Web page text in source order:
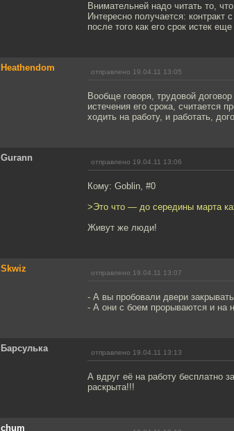
Внимательней надо читать то,
Интересно получается: контракт
после того как его срок истек
Heathendom отправлено 19.04.11 13:05
Вообще говоря, трудовой
истечения его срока, считается
ходить на работу, и работать,
Gurann отправлено 19.04.11 13:06
Кому: Goblin, #0
>Это что — до середины марта
Живут же люди!
Skwiz отправлено 19.04.11 13:07
- А вы пробовали двери
- А они с боем прорываются и на
Барсулька отправлено 19.04.11 13:13
А вдруг её на работу бесплатно
раскрыта!!!
chum